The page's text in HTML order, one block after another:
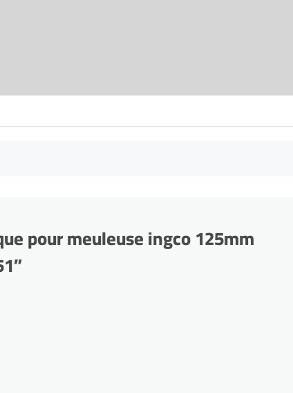
pour meuleuse ingco 125mm